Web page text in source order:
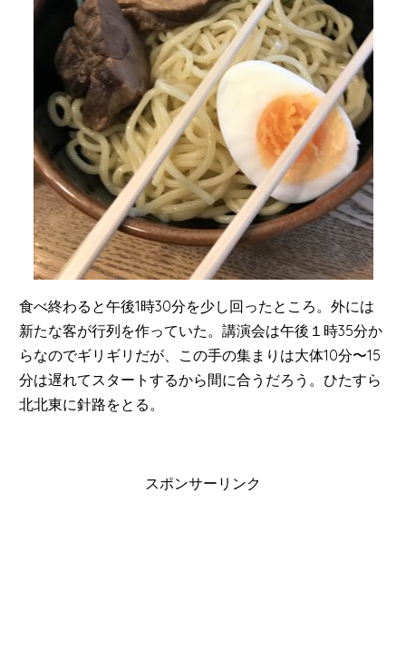
食べ終わると午後1時30分を少し回ったところ。外には
新たな客が行列を作っていた。講演会は午後１時35分か
らなのでギリギリだが、この手の集まりは大体10分〜15
分は遅れてスタートするから間に合うだろう。ひたすら
北北東に針路をとる。
スポンサーリンク